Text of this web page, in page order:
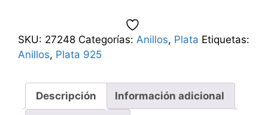
SKU: 27248 Categorías: Anillos, Plata Etiquetas:
Anillos, Plata 925
Descripción Información adicional